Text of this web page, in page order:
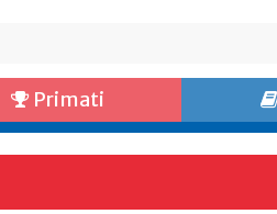
Primati